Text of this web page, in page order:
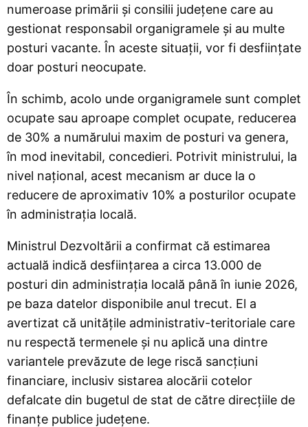
numeroase primării și consilii județene care au
gestionat responsabil organigramele și au multe
posturi vacante. În aceste situații, vor fi desființate
doar posturi neocupate.
În schimb, acolo unde organigramele sunt complet
ocupate sau aproape complet ocupate, reducerea
de 30% a numărului maxim de posturi va genera,
în mod inevitabil, concedieri. Potrivit ministrului, la
nivel național, acest mecanism ar duce la o
reducere de aproximativ 10% a posturilor ocupate
în administrația locală.
Ministrul Dezvoltării a confirmat că estimarea
actuală indică desființarea a circa 13.000 de
posturi din administrația locală până în iunie 2026,
pe baza datelor disponibile anul trecut. El a
avertizat că unitățile administrativ-teritoriale care
nu respectă termenele și nu aplică una dintre
variantele prevăzute de lege riscă sancțiuni
financiare, inclusiv sistarea alocării cotelor
defalcate din bugetul de stat de către direcțiile de
finanțe publice județene.